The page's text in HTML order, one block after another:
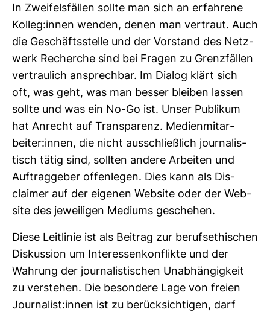
In Zwei­fels­fällen sollte man sich an erfah­rene
Kolleg:innen wenden, denen man ver­traut. Auch
die Geschäfts­stelle und der Vor­stand des Netz­
werk Recherche sind bei Fragen zu Grenz­fällen
ver­trau­lich ansprechbar. Im Dialog klärt sich
oft, was geht, was man besser bleiben lassen
sollte und was ein No-Go ist. Unser Publikum
hat Anrecht auf Trans­pa­renz. Medi­en­mit­ar­
beiter:innen, die nicht aus­schließ­lich jour­na­lis­
tisch tätig sind, sollten andere Arbeiten und
Auf­trag­geber offen­legen. Dies kann als Dis­
claimer auf der eigenen Web­site oder der Web­
site des jewei­ligen Mediums geschehen.
Diese Leit­linie ist als Bei­trag zur berufs­ethi­schen
Dis­kus­sion um Inter­es­sen­kon­flikte und der
Wah­rung der jour­na­lis­ti­schen Unab­hän­gig­keit
zu ver­stehen. Die beson­dere Lage von freien
Jour­na­list:innen ist zu berück­sich­tigen, darf